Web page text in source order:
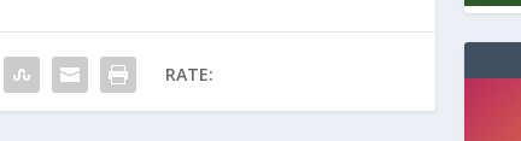
RATE: